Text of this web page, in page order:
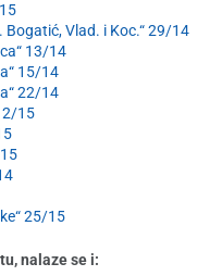
Bogatić, Vlad. i Koc.“ 29/14
13/14
15/14
22/14
2/15
25/15
nalaze se i: